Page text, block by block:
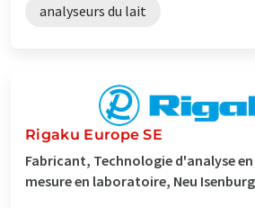
analyseurs du lait
Rigaku Europe SE
Fabricant, Technologie d'analyse
mesure en laboratoire, Neu